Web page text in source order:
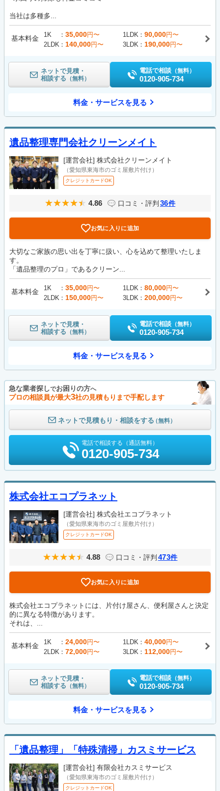
当社は多種多...
基本料金 1K 35,000円〜 1LDK 90,000円〜
2LDK
140,000円〜 3LDK 190,000円〜
ネットで見積・
相談する （無料）
電話で相談 （無料）
0120-905-734
料金・サービスを見る
遺品整理専門会社クリーンメイト
[運営会社] 株式会社クリーンメイト
（愛知県東海市のゴミ屋敷片付け）
クレジットカードOK
4.86 口コミ・評判 36件
お気に入りに追加
大切なご家族の思い出を丁寧に扱い、心を込めて整理いたしま
す。
「遺品整理のプロ」であるクリーン...
基本料金 1K 35,000円〜 1LDK 80,000円〜
2LDK
150,000円〜 3LDK 200,000円〜
ネットで見積・
相談する （無料）
電話で相談 （無料）
0120-905-734
料金・サービスを見る
急な業者探しでお困りの方へ
プロの相談員が最大3社の見積もりまで手配します
ネットで見積もり・相談をする（無料）
電話で相談する（通話無料）
0120-905-734
株式会社エコプラネット
[運営会社] 株式会社エコプラネット
（愛知県東海市のゴミ屋敷片付け）
クレジットカードOK
4.88 口コミ・評判 473件
お気に入りに追加
株式会社エコプラネットには、片付け屋さん、便利屋さんと決定
的に異なる特徴があります。
それは、...
基本料金 1K 24,000円〜 1LDK 40,000円〜
2LDK
72,000円〜 3LDK 112,000円〜
ネットで見積・
相談する （無料）
電話で相談 （無料）
0120-905-734
料金・サービスを見る
「遺品整理」「特殊清掃」カスミサービス
[運営会社] 有限会社カスミサービス
（愛知県東海市のゴミ屋敷片付け）
クレジットカードOK